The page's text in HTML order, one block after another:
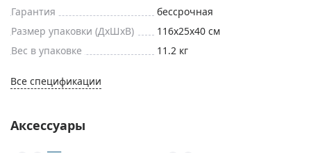
Гарантия
бессрочная
Размер упаковки (ДxШxВ)
116x25x40 см
Вес в упаковке
11.2 кг
Все спецификации
Аксессуары